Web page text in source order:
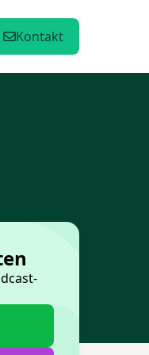
Kontakt